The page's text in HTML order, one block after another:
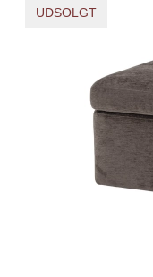
UDSOLGT